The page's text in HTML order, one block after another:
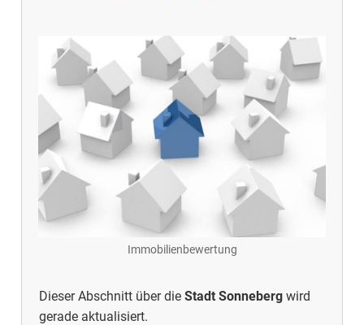
Immobilienbewertung
Dieser Abschnitt über die Stadt Sonneberg wird
gerade aktualisiert.